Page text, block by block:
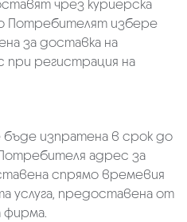
чрез куриерскa
Потребителят избере
за доставка на
при регистрация на
изпратена в срок до
адрес за
спрямо времевия
услуга, предоставена от
фирма.